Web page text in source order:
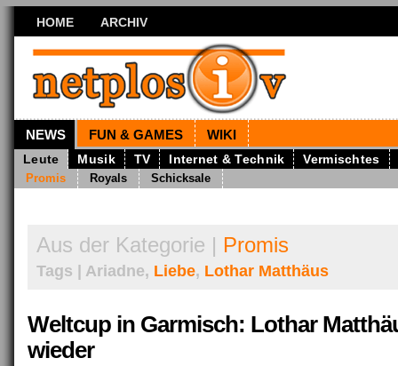
HOME ARCHIV
NEWS FUN & GAMES WIKI
Leute Musik TV Internet & Technik Vermischtes
Promis Royals Schicksale
Aus der Kategorie | Promis
Tags | Ariadne, Liebe, Lothar Matthäus
Weltcup in Garmisch: Lothar
wieder